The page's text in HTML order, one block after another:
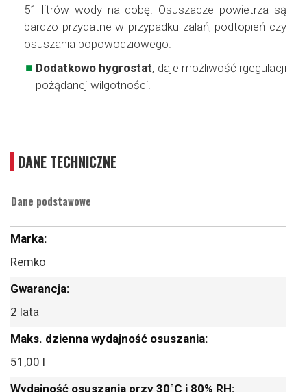
51 litrów wody na dobę. Osuszacze powietrza są
bardzo przydatne w przypadku zalań, podtopień czy
osuszania popowodziowego.
Dodatkowo hygrostat, daje możliwość rgegulacji
pożądanej wilgotności.
DANE TECHNICZNE
Dane podstawowe
Więcej
Remko
2 lata
51,00 l